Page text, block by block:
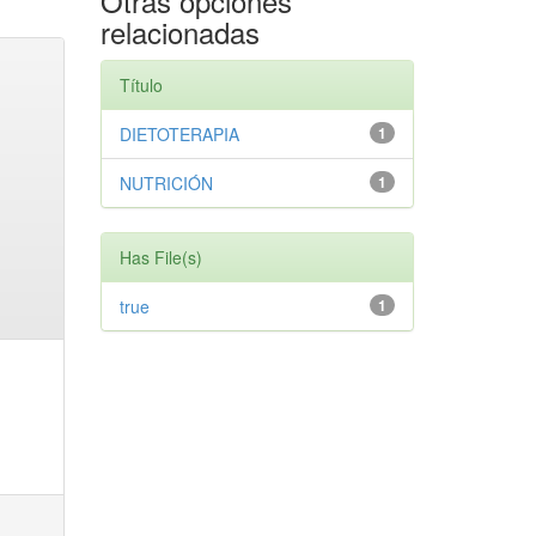
relacionadas
Título
1
DIETOTERAPIA
1
NUTRICIÓN
Has File(s)
1
true